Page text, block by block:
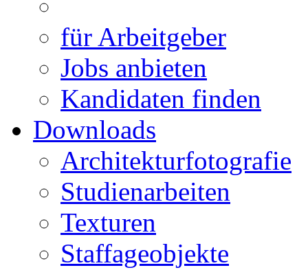
für Arbeitgeber
Jobs anbieten
Kandidaten finden
Downloads
Architekturfotografie
Studienarbeiten
Texturen
Staffageobjekte